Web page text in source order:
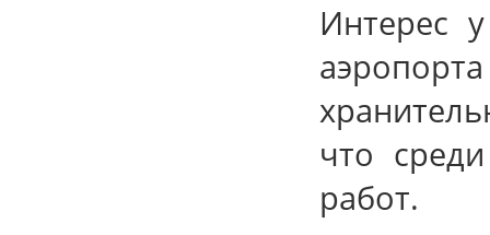
Интерес
что
работ.